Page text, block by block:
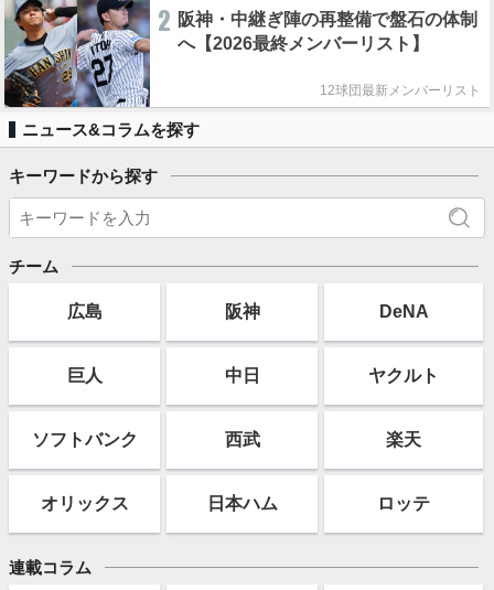
2 阪神・中継ぎ陣の再整備で盤石の体制
へ【2026最終メンバーリスト】
12球団最新メンバーリスト
ニュース&コラムを探す
キーワードから探す
チーム
広島 阪神 DeNA
巨人 中日 ヤクルト
ソフトバンク 西武 楽天
オリックス 日本ハム ロッテ
連載コラム